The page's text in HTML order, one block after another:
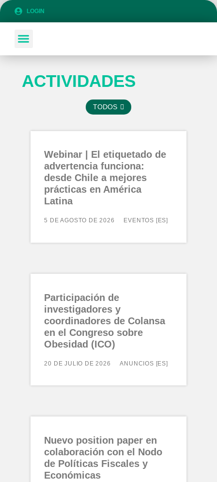
LOGIN
ACTIVIDADES
TODOS
Webinar | El etiquetado de
advertencia funciona:
desde Chile a mejores
prácticas en América
Latina
5 DE AGOSTO DE 2026 EVENTOS [ES]
Participación de
investigadores y
coordinadores de Colansa
en el Congreso sobre
Obesidad (ICO)
20 DE JULIO DE 2026 ANUNCIOS [ES]
Nuevo position paper en
colaboración con el Nodo
de Políticas Fiscales y
Económicas